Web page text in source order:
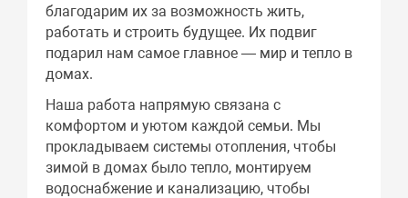
благодарим их за возможность жить,
работать и строить будущее. Их подвиг
подарил нам самое главное — мир и тепло в
домах.
Наша работа напрямую связана с
комфортом и уютом каждой семьи. Мы
прокладываем системы отопления, чтобы
зимой в домах было тепло, монтируем
водоснабжение и канализацию, чтобы